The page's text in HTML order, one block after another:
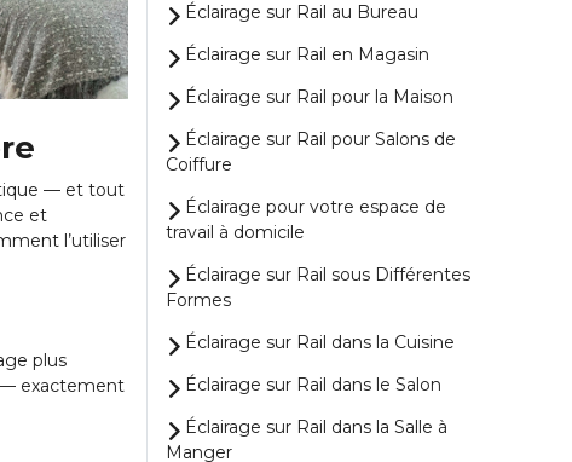
— et tout
et
l’utiliser
plus
— exactement
Éclairage sur Rail au Bureau
Éclairage sur Rail en Magasin
Éclairage sur Rail pour la Maison
Éclairage sur Rail pour Salons de
Coiffure
Éclairage pour votre espace de
travail à domicile
Éclairage sur Rail sous Différentes
Formes
Éclairage sur Rail dans la Cuisine
Éclairage sur Rail dans le Salon
Éclairage sur Rail dans la Salle à
Manger